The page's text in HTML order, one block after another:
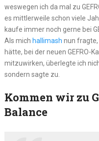
weswegen ich da mal zu
es mittlerweile schon viele
kaufe immer noch gerne bei
Als mich hallimash nun fragte,
hätte, bei der neuen GEFRO-
mitzuwirken, überlegte ich
sondern sagte zu.
Kommen wir zu
Balance